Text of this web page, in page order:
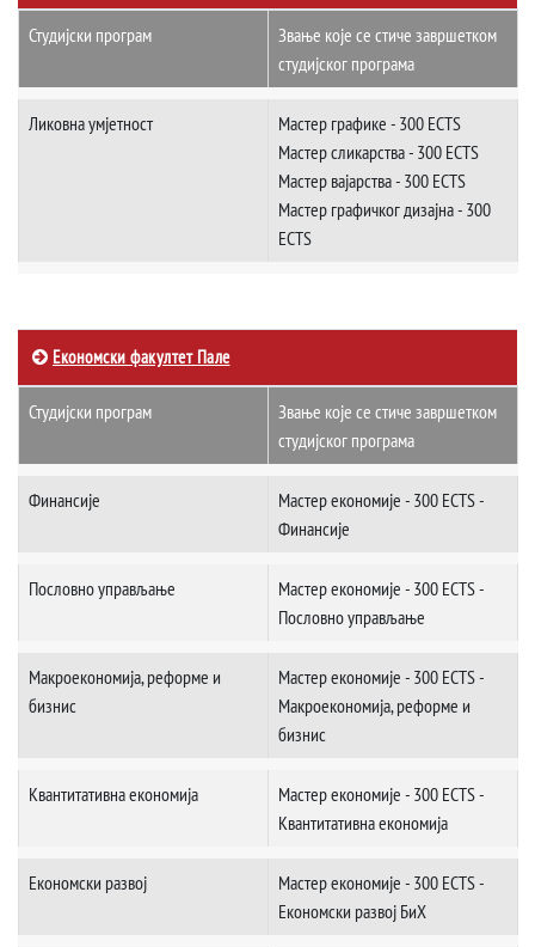
Студијски програм
Звање које се стиче завршетком
студијског програма
Ликовна умјетност
Мастер графике - 300 ECTS
Мастер сликарства - 300 ECTS
Мастер вајарства - 300 ECTS
Мастер грaфичког дизајна - 300
ECTS
Економски факултет Пале
Студијски програм
Звање које се стиче завршетком
студијског програма
Финансије
Мастер економије - 300 ECTS -
Финансије
Пословно управљање
Мастер економије - 300 ECTS -
Пословно управљање
Макроекономија, реформе и
бизнис
Мастер економије - 300 ECTS -
Макроекономија, реформе и
бизнис
Квантитативна економија
Мастер економије - 300 ECTS -
Квантитативна економија
Економски развој
Мастер економије - 300 ECTS -
Економски развој БиХ